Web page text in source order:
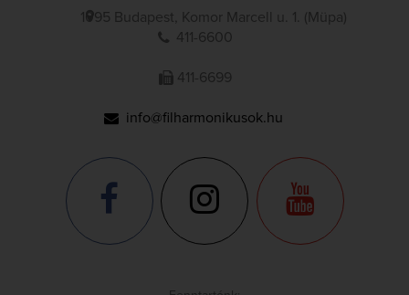
1095 Budapest, Komor Marcell u. 1. (Müpa)
411-6600
411-6699
info@filharmonikusok.hu